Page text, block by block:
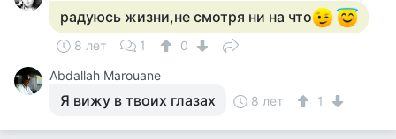
радуюсь жизни,не смотря ни на что
8 лет 1
0
Abdallah Marouane
Я вижу в твоих глазах 8 лет 1